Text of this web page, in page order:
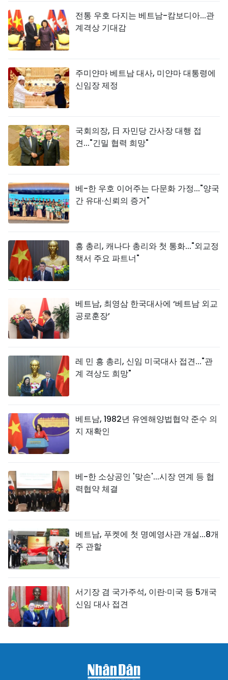
전통 우호 다지는 베트남-캄보디아...관
계격상 기대감
주미얀마 베트남 대사, 미얀마 대통령에
신임장 제정
국회의장, 日 자민당 간사장 대행 접
견..."긴밀 협력 희망"
베-한 우호 이어주는 다문화 가정..."양국
간 유대·신뢰의 증거"
흥 총리, 캐나다 총리와 첫 통화..."외교정
책서 주요 파트너"
베트남, 최영삼 한국대사에 ‘베트남 외교
공로훈장’
레 민 흥 총리, 신임 미국대사 접견..."관
계 격상도 희망"
베트남, 1982년 유엔해양법협약 준수 의
지 재확인
베-한 소상공인 '맞손'...시장 연계 등 협
력협약 체결
베트남, 푸켓에 첫 명예영사관 개설...8개
주 관할
서기장 겸 국가주석, 이란·미국 등 5개국
신임 대사 접견